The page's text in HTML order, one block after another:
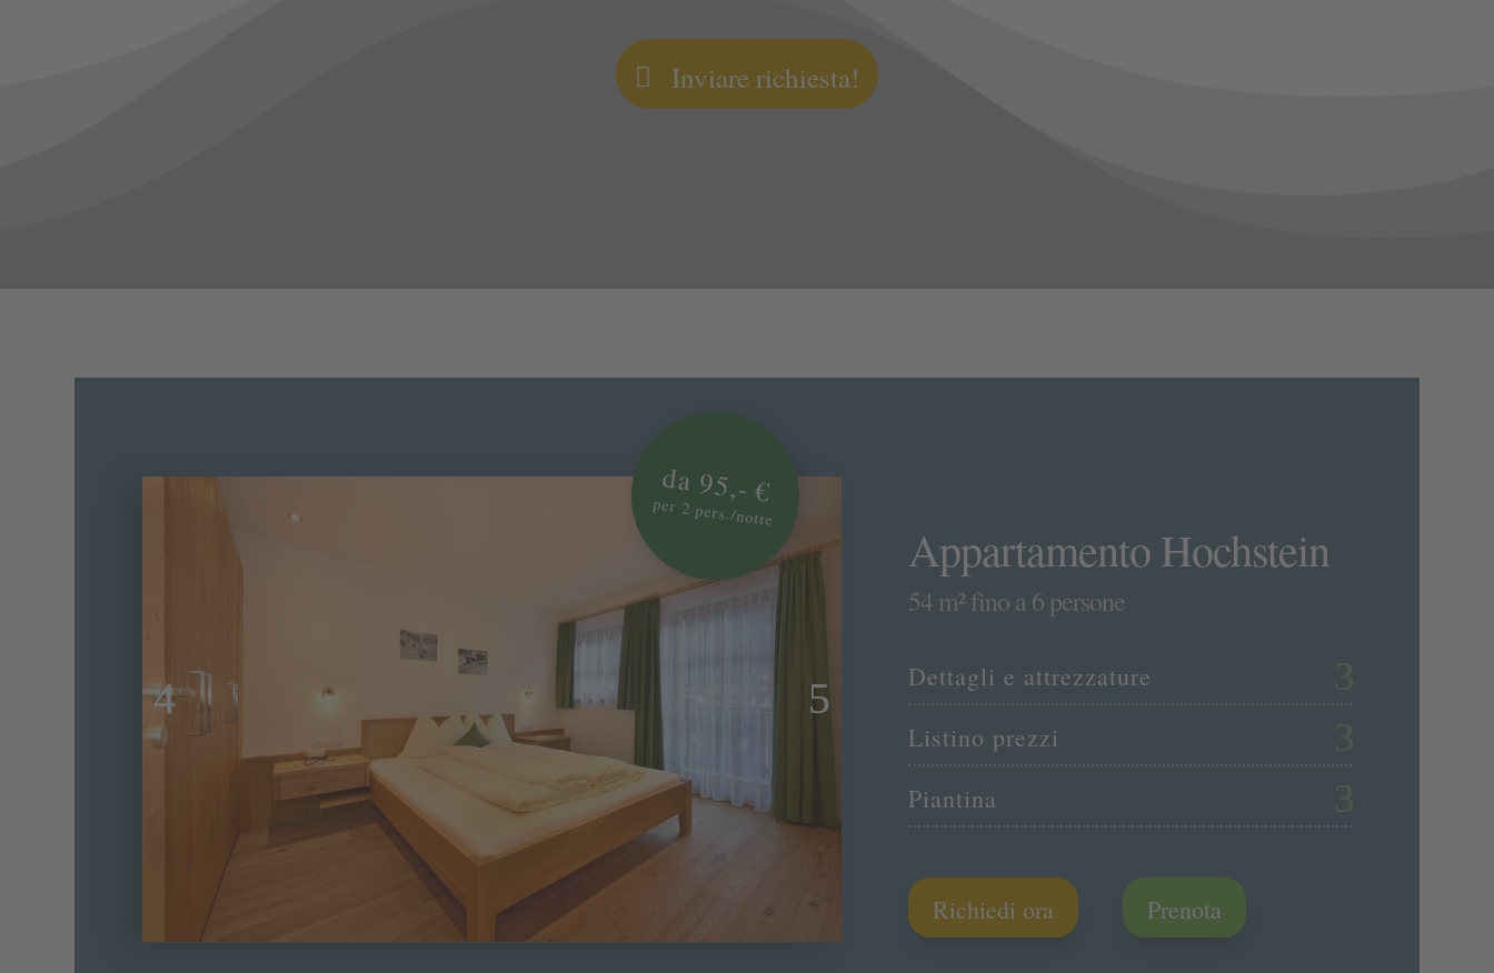
Inviare richiesta!
da 95,- €
per 2 pers./notte
Appartamento Hochstein
54 m² fino a 6 persone
Dettagli e attrezzature
Listino prezzi
Piantina
Richiedi ora Prenota